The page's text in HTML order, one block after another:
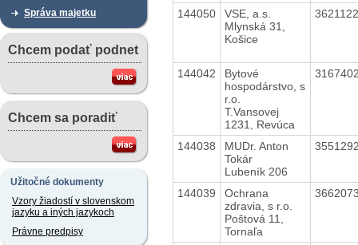
Správa majetku
Chcem podať podnet
Chcem sa poradiť
Užitočné dokumenty
Vzory žiadostí v slovenskom
jazyku a iných jazykoch
Právne predpisy
144050
VSE, a.s.
Mlynská 31,
Košice
144042
Bytové
hospodárstvo, s
r.o.
T.Vansovej
1231, Revúca
144038
MUDr. Anton
Tokár
Lubeník 206
144039
Ochrana
zdravia, s r.o.
Poštová 11,
Tornaľa